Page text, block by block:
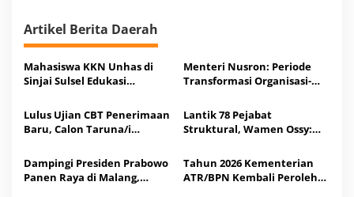
Artikel Berita Daerah
Mahasiswa KKN Unhas di
Sinjai Sulsel Edukasi
Sertipikasi Tanah
Menteri Nusron: Periode
Transformasi Organisasi-
Rakyat sebagai Raja yang
Harus Dilayani
Lulus Ujian CBT Penerimaan
Baru, Calon Taruna/i
Ikuti Seleksi Lanjutan
Lantik 78 Pejabat
Struktural, Wamen Ossy:
Bentuk Birokrat yang
Adaptif
Dampingi Presiden Prabowo
Panen Raya di Malang,
Tahun 2026 Kementerian
ATR/BPN Kembali Peroleh